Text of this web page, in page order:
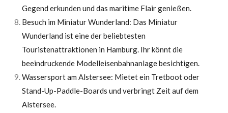
Gegend erkunden und das maritime Flair genießen.
Besuch im Miniatur Wunderland: Das Miniatur
Wunderland ist eine der beliebtesten
Touristenattraktionen in Hamburg. Ihr könnt die
beeindruckende Modelleisenbahnanlage besichtigen.
Wassersport am Alstersee: Mietet ein Tretboot oder
Stand-Up-Paddle-Boards und verbringt Zeit auf dem
Alstersee.